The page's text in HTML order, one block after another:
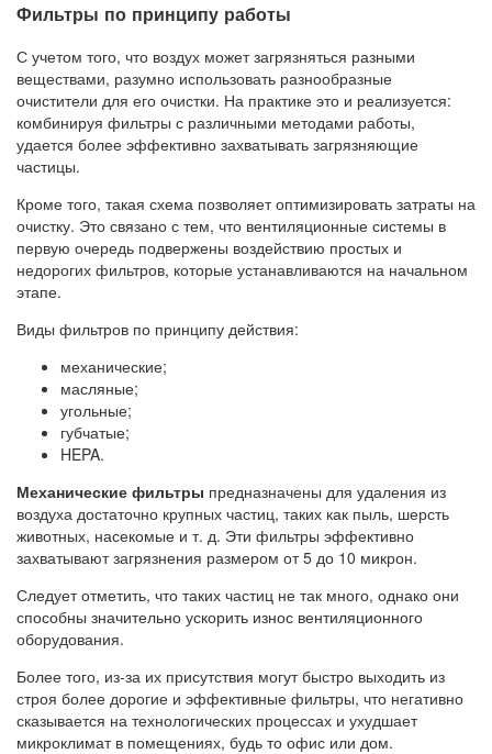
Фильтры по принципу работы
С учетом того, что воздух может загрязняться разными
веществами, разумно использовать разнообразные
очистители для его очистки. На практике это и реализуется:
комбинируя фильтры с различными методами работы,
удается более эффективно захватывать загрязняющие
частицы.
Кроме того, такая схема позволяет оптимизировать затраты на
очистку. Это связано с тем, что вентиляционные системы в
первую очередь подвержены воздействию простых и
недорогих фильтров, которые устанавливаются на начальном
этапе.
Виды фильтров по принципу действия:
механические;
масляные;
угольные;
губчатые;
HEPA.
Механические фильтры предназначены для удаления из
воздуха достаточно крупных частиц, таких как пыль, шерсть
животных, насекомые и т. д. Эти фильтры эффективно
захватывают загрязнения размером от 5 до 10 микрон.
Следует отметить, что таких частиц не так много, однако они
способны значительно ускорить износ вентиляционного
оборудования.
Более того, из-за их присутствия могут быстро выходить из
строя более дорогие и эффективные фильтры, что негативно
сказывается на технологических процессах и ухудшает
микроклимат в помещениях, будь то офис или дом.